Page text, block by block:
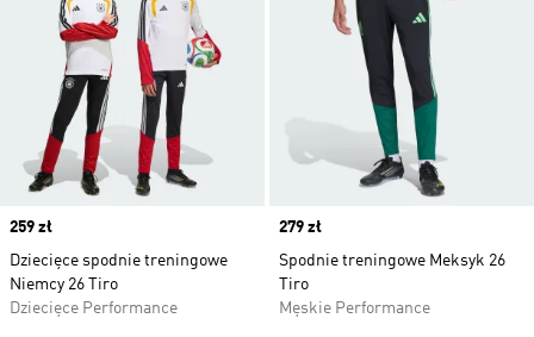
Price
259 zł
Dziecięce spodnie treningowe
Niemcy 26 Tiro
Dziecięce Performance
Price
279 zł
Spodnie treningowe Meksyk 26
Tiro
Męskie Performance